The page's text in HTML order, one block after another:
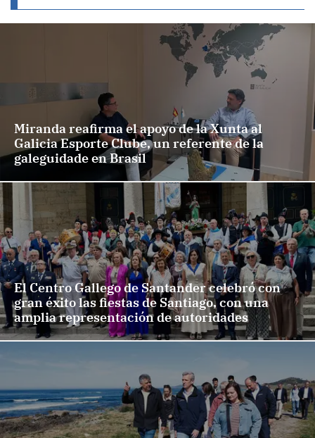
Miranda reafirma el apoyo de la Xunta al
Galicia Esporte Clube, un referente de la
galeguidade en Brasil
El Centro Gallego de Santander celebró con
gran éxito las fiestas de Santiago, con una
amplia representación de autoridades